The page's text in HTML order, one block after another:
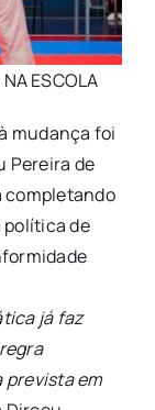
ESCOLA
mudança foi
Pereira de
completando
política de
já faz
prevista em